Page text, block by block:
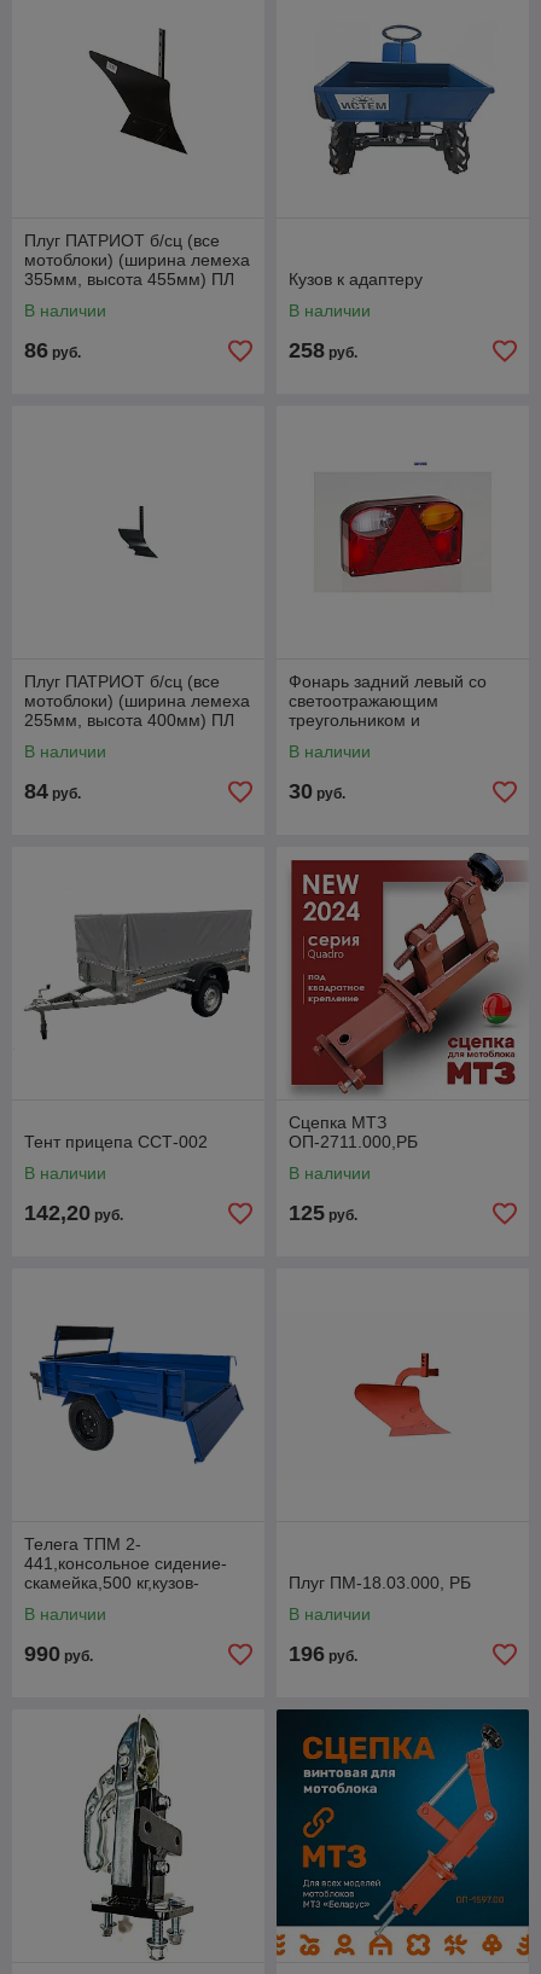
Плуг ПАТРИОТ б/сц (все
мотоблоки) (ширина лемеха
355мм, высота 455мм) ПЛ
Артикул
В наличии
86 руб.
Кузов к адаптеру
В наличии
258 руб.
Плуг ПАТРИОТ б/сц (все
мотоблоки) (ширина лемеха
255мм, высота 400мм) ПЛ
490001030
В наличии
84 руб.
Фонарь задний левый со
светоотражающим
треугольником и
FT-088 LPM-L
В наличии
30 руб.
Тент прицепа ССТ-002
В наличии
142,20 руб.
Сцепка МТЗ
ОП-2711.000,РБ
В наличии
125 руб.
Телега ТПМ 2-
441,консольное сидение-
скамейка,500 кг,кузов-
образная рама с
В наличии
990 руб.
Плуг ПМ-18.03.000, РБ
В наличии
196 руб.